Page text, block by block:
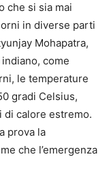
che si sia mai
in diverse parti
Mohapatra,
come
le temperature
gradi Celsius,
di calore estremo.
prova la
che l’emergenza